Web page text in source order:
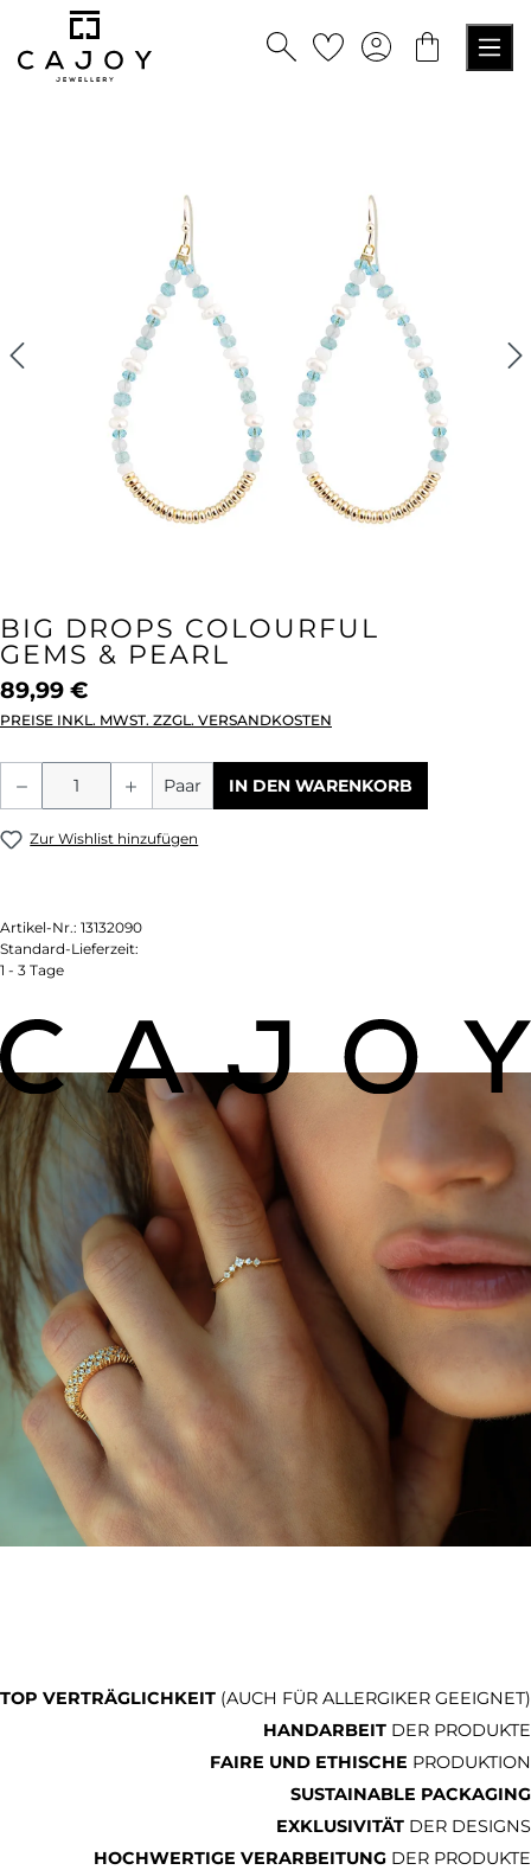
springen
BIG DROPS COLOURFUL
GEMS & PEARL
89,99 €
PREISE INKL. MWST. ZZGL. VERSANDKOSTEN
Produkt Anzahl: Gib den gewünschten
Paar IN DEN WARENKORB
Zur Wishlist hinzufügen
Artikel-Nr.: 13132090
Standard-Lieferzeit:
1 - 3 Tage
TOP VERTRÄGLICHKEIT (AUCH FÜR ALLERGIKER GEEIGNET)
HANDARBEIT DER PRODUKTE
FAIRE UND ETHISCHE PRODUKTION
SUSTAINABLE PACKAGING
EXKLUSIVITÄT DER DESIGNS
HOCHWERTIGE VERARBEITUNG DER PRODUKTE